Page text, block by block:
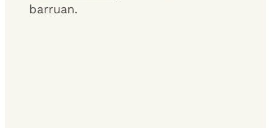
barruan.